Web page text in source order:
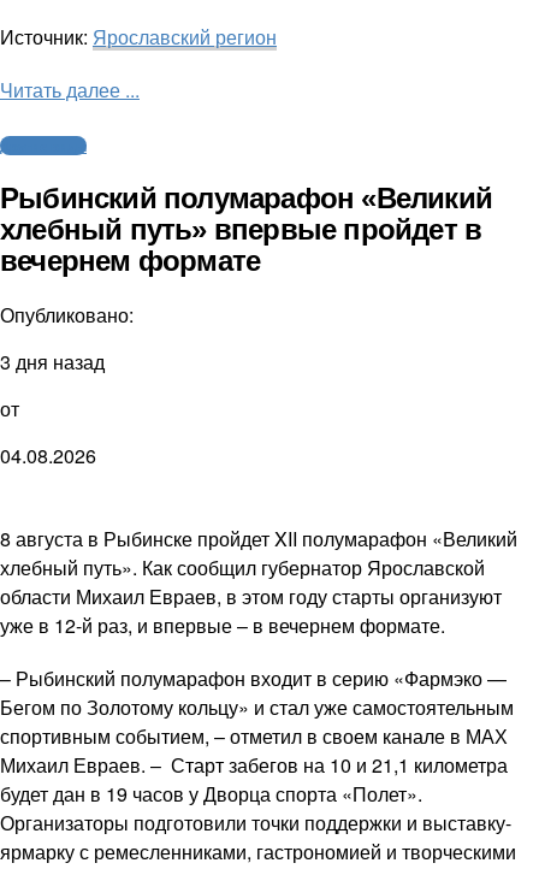
Источник: Ярославский регион
Читать далее ...
Другие виды
Рыбинский полумарафон «Великий
хлебный путь» впервые пройдет в
вечернем формате
Опубликовано:
3 дня назад
от
04.08.2026
8 августа в Рыбинске пройдет XII полумарафон «Великий
хлебный путь». Как сообщил губернатор Ярославской
области Михаил Евраев, в этом году старты организуют
уже в 12-й раз, и впервые – в вечернем формате.
– Рыбинский полумарафон входит в серию «Фармэко —
Бегом по Золотому кольцу» и стал уже самостоятельным
спортивным событием, – отметил в своем канале в МАХ
Михаил Евраев. – Старт забегов на 10 и 21,1 километра
будет дан в 19 часов у Дворца спорта «Полет».
Организаторы подготовили точки поддержки и выставку-
ярмарку с ремесленниками, гастрономией и творческими